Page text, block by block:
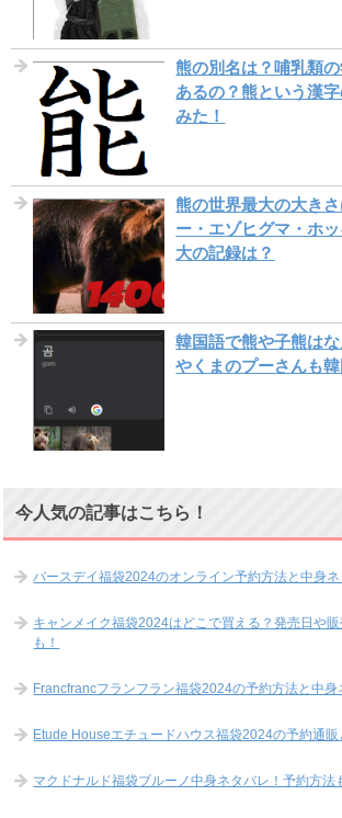
熊の別名は？哺乳類
あるの？熊という漢
みた！
熊の世界最大の大き
ー・エゾヒグマ・ホ
大の記録は？
韓国語で熊や子熊は
やくまのプーさんも韓
今人気の記事はこちら！
バースデイ福袋2024のオンライン予約方法と中身ネ
キャンメイク福袋2024はどこで買える？発売日や
も！
Francfrancフランフラン福袋2024の予約方法と中身
Etude Houseエチュードハウス福袋2024の予約通販
マクドナルド福袋ブルーノ中身ネタバレ！予約方法